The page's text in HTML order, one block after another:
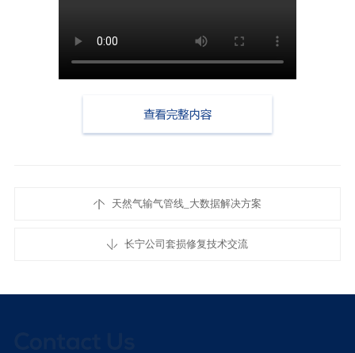
天然气输气管线_大数据解决方案
长宁公司套损修复技术交流